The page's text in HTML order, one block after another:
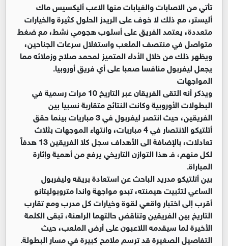
تأتي من الاصابات والغيابات منها الاعب أليكسيس ماك
أليستر، مع ذلك لا خوف على الريدز الحلول كثيرة والخيارات
متعددة، يعتمد الفريق على أسلوب هجومي نشط، مع ضغط
متواصل في منتصف الملعب واستغلال سرعات الجناحين،
ويظهر ذلك من خلال الأداء المتميز لمحمد صلاح وزملائه مما
يجعل ليفربول منافسا صعبا على أي فريق أوروبيا.
المواجهات
ويذكر أنه التقى الفريقان عبر التاريخ 10 مرات رسمية في
البطولات الأوروبية وكانت النتائج متقاربة نسبيا بين
الفريقين، حيث انتصر ليفربول في 3 مباريات بينما حقق
أتلتيكو الانتصار في 4 مباريات، وانتهاء الموجهات بثلاث
تعادلات، بالإضافة الى الأهداف سجل كلا الفريقين 13 هدفاً
لكل منهم، فـ هذا التوازن التاريخي يرفع من أهمية وإثارة
المباراة.
بين أتلتيكو مدريد الباحث عن استعادة بريقه وليفربول
الساعي لتثبيت هيمنته، تبدو مواجهة واندا متروبوليتانو
أقرب إلى اختبار واقعي لقوة وخيارات كل مدرب ومع تقارب
التاريخ بين الفريقين وتناقض حالتهما الراهنة، تبقى الكلمة
الأخيرة لما سيقدمه اللاعبون على أرض الملعب، حيث
التفاصيل الصغيرة قد ترسم ملامح كبيرة في مسار البطولة.